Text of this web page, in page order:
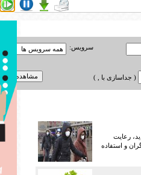
سرویس:
( جداسازی با , )
رعایت
و استفاده